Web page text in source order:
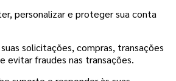
personalizar e proteger sua conta
solicitações, compras, transações
evitar fraudes nas transações.